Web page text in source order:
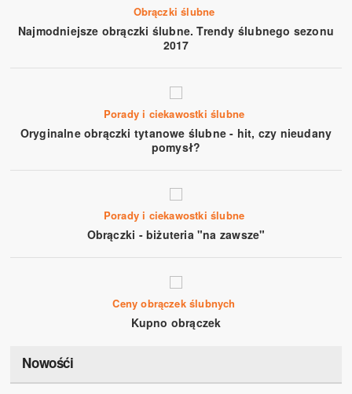
Obrączki ślubne
Najmodniejsze obrączki ślubne. Trendy ślubnego sezonu
2017
Porady i ciekawostki ślubne
Oryginalne obrączki tytanowe ślubne - hit, czy nieudany
pomysł?
Porady i ciekawostki ślubne
Obrączki - biżuteria "na zawsze"
Ceny obrączek ślubnych
Kupno obrączek
Nowośći